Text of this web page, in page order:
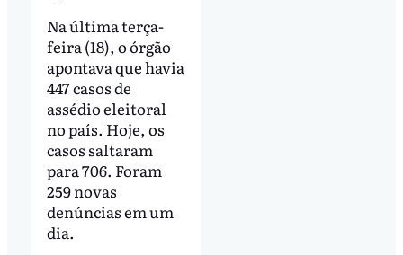
Na última terça-
feira (18), o órgão
apontava que havia
447 casos de
assédio eleitoral
no país. Hoje, os
casos saltaram
para 706. Foram
259 novas
denúncias em um
dia.